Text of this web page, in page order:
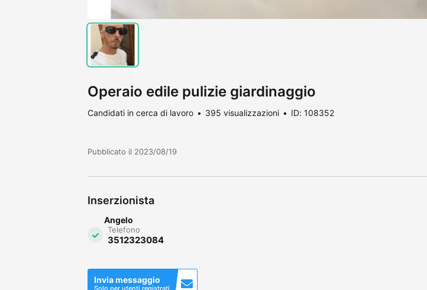
Operaio edile pulizie giardinaggio
Candidati in cerca di lavoro 395 visualizzazioni ID: 108352
Pubblicato il 2023/08/19
Inserzionista
Angelo
Telefono
3512323084
Invia messaggio
Solo per utenti registrati